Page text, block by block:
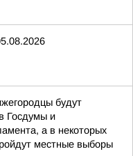
будут
Госдумы и
а в некоторых
местные выборы